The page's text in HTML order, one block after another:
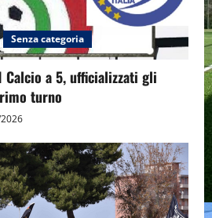
Senza categoria
Calcio a 5, ufficializzati gli
turno